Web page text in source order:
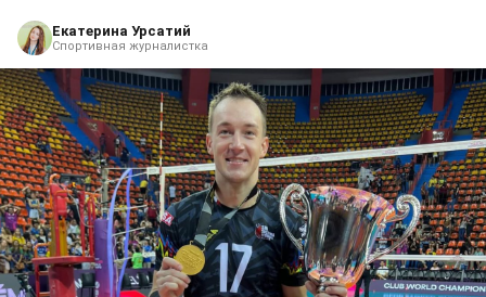
Екатерина Урсатий
Спортивная журналистка